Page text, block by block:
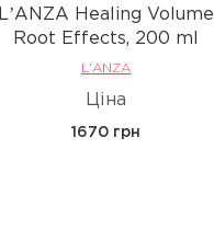
LʼANZA Healing Volume
Root Effects, 200 ml
L'ANZA
Ціна
1670 грн